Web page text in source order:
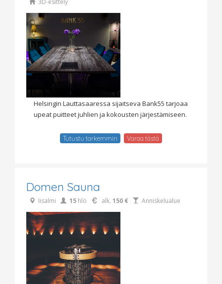
3D-esittely
Helsingin Lauttasaaressa sijaitseva Bank55 tarjoaa
upeat puitteet juhlien ja kokousten järjestämiseen.
Tutustu tarkemmin Varaa tästä
Domen Sauna
Iisalmi 15 hlö alk. 150 € Anniskelualue